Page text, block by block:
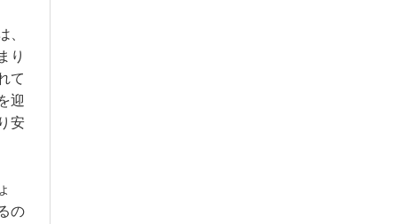
、
り
て
迎
安
の